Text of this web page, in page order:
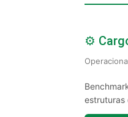
⚙️
estruturas